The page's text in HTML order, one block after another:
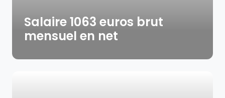
Salaire 1063 euros brut
mensuel en net